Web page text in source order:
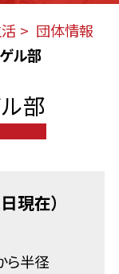
団体情報
ル部
部
現在）
ら半径